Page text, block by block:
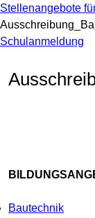
Stellenangebote
Schulanmeldung
Bautechnik